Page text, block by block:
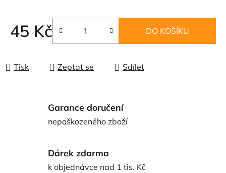
45 Kč
Měrná cena:
DO KOŠÍKU
Tisk Zeptat se Sdílet
Garance doručení
nepoškozeného zboží
Dárek zdarma
k objednávce nad 1 tis. Kč